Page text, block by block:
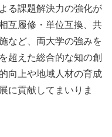
る課題解決力の強化が
互履修・単位互換、共
など、両大学の強みを
超えた総合的な知の創
向上や地域人材の育成
に貢献してまいりま